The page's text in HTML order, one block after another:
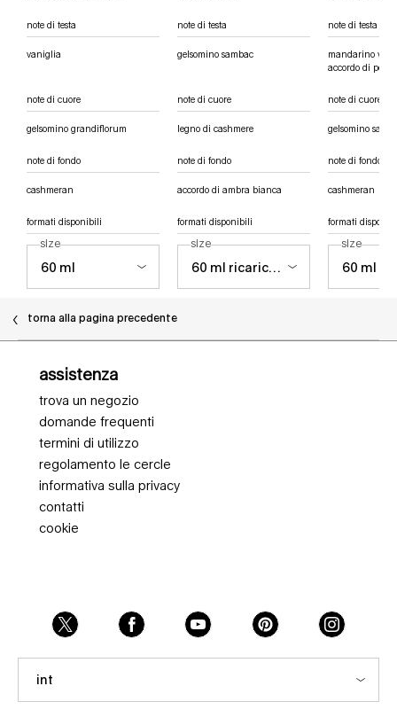
note di testa
vaniglia
note di testa
gelsomino sambac
note di testa
mandarino
accordo di pera
note di cuore
gelsomino grandiflorum
note di cuore
legno di cashmere
note di cuore
gelsomino
note di fondo
cashmeran
note di fondo
accordo di ambra bianca
note di fondo
cashmeran
formati disponibili
seleziona un
sizeper alien extraintense eau de parfum intense
formati disponibili
seleziona un
sizeper alien eau de parfum
formati
seleziona
sizeper
torna alla pagina precedente
assistenza
trova un negozio
domande frequenti
termini di utilizzo
regolamento le cercle
informativa sulla privacy
contatti
cookie
int